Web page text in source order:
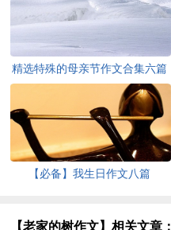
精选特殊的母亲节作文合集六篇
【必备】我生日作文八篇
【老家的树作文】相关文章：